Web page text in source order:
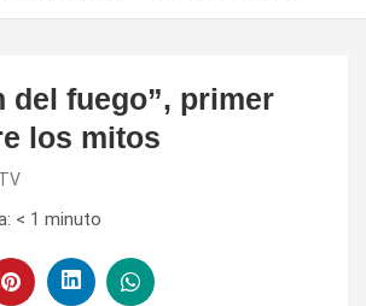
del fuego”, primer
los mitos
< 1 minuto